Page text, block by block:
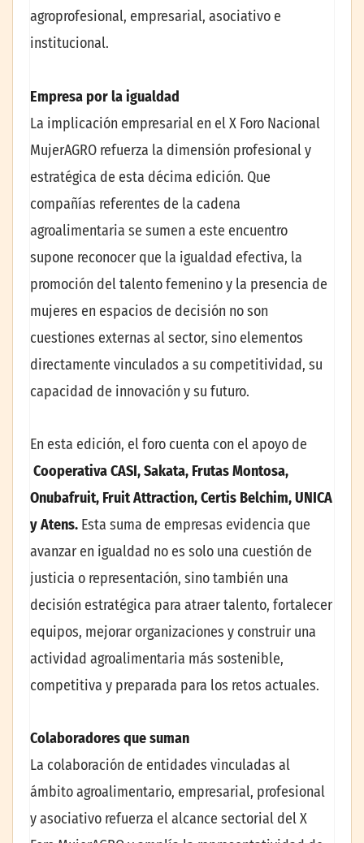
agroprofesional, empresarial, asociativo e
institucional.
Empresa por la igualdad
La implicación empresarial en el X Foro Nacional
MujerAGRO refuerza la dimensión profesional y
estratégica de esta décima edición. Que
compañías referentes de la cadena
agroalimentaria se sumen a este encuentro
supone reconocer que la igualdad efectiva, la
promoción del talento femenino y la presencia de
mujeres en espacios de decisión no son
cuestiones externas al sector, sino elementos
directamente vinculados a su competitividad, su
capacidad de innovación y su futuro.
En esta edición, el foro cuenta con el apoyo de
Cooperativa CASI, Sakata, Frutas Montosa,
Onubafruit, Fruit Attraction, Certis Belchim, UNICA
y Atens. Esta suma de empresas evidencia que
avanzar en igualdad no es solo una cuestión de
justicia o representación, sino también una
decisión estratégica para atraer talento, fortalecer
equipos, mejorar organizaciones y construir una
actividad agroalimentaria más sostenible,
competitiva y preparada para los retos actuales.
Colaboradores que suman
La colaboración de entidades vinculadas al
ámbito agroalimentario, empresarial, profesional
y asociativo refuerza el alcance sectorial del X